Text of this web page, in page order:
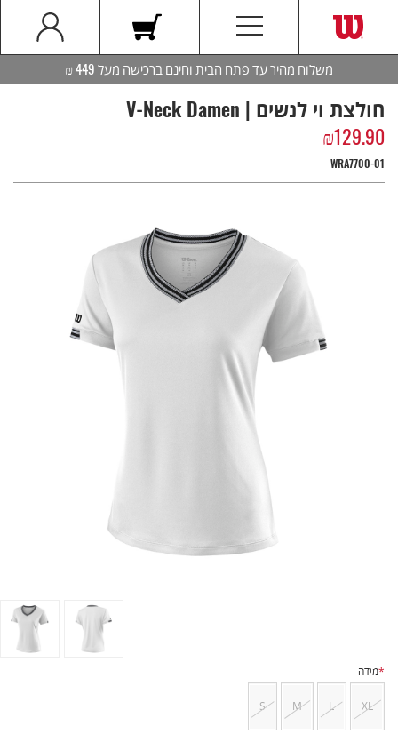
משלוח מהיר עד פתח הבית וחינם ברכישה מעל 449 ₪
חולצת וי לנשים | V-Neck Damen
₪129.90
WRA7700-01
*מידה
XL
L
M
S